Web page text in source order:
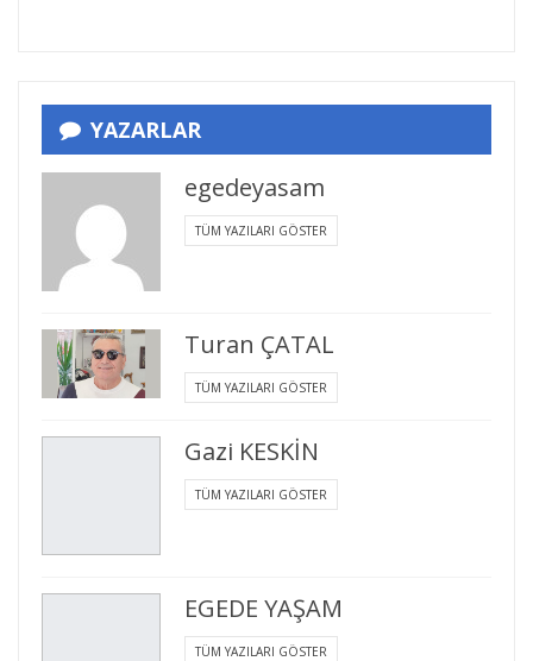
YAZARLAR
egedeyasam
TÜM YAZILARI GÖSTER
Turan ÇATAL
TÜM YAZILARI GÖSTER
Gazi KESKİN
TÜM YAZILARI GÖSTER
EGEDE YAŞAM
TÜM YAZILARI GÖSTER